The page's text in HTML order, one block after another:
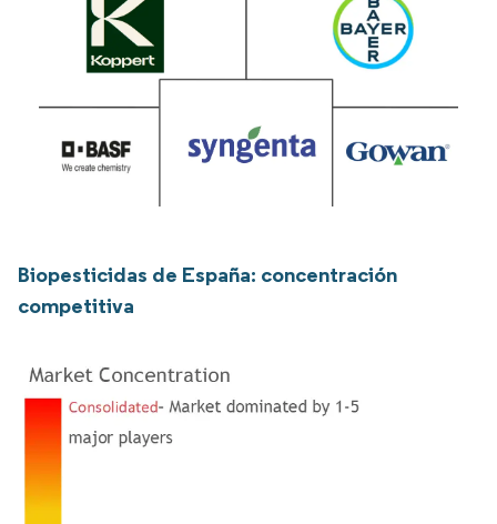
Biopesticidas de España: concentración
competitiva